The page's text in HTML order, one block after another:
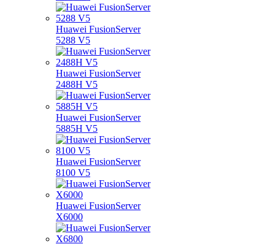
Huawei FusionServer
5288 V5
Huawei FusionServer
2488H V5
Huawei FusionServer
5885H V5
Huawei FusionServer
8100 V5
Huawei FusionServer
X6000